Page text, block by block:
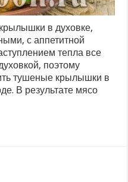
в духовке,
с аппетитной
тепла все
поэтому
тушеные крылышки в
В результате мясо